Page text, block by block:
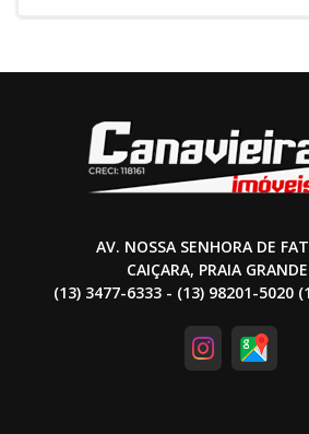
AV. NOSSA SENHORA DE
CAIÇARA, PRAIA
(13) 3477-6333 - (13) 98201-5020